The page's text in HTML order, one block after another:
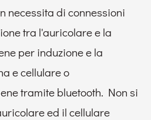
necessita di connessioni
tra l'auricolare e la
per induzione e la
e cellulare o
tramite bluetooth. Non si
ed il cellulare